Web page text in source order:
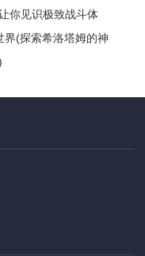
雄霸战场！)
你见识极致战斗体
(探索希洛塔姆的神